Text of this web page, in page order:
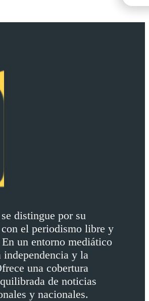
distingue por su
el periodismo libre y
un entorno mediático
independencia y la
una cobertura
de noticias
y nacionales.